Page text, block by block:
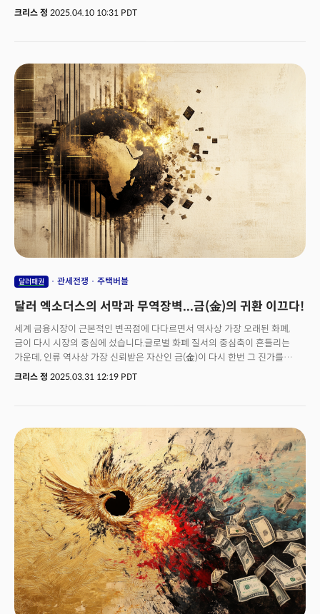
규모의 일일 상승으로, 트럼프 대통령의 파격적인 관세정책 전환이 시장에
무역정책의 실체가 명확히 드러난 순간이었습니다.당초 트럼프 행정부는
미국에 관세를 부과하는 모든 국가에 동일한 수준의 관세로 대응하겠다는
원칙을 발표했으며, 이는 미국의 관세율을 115년 만에 가장 높은 수준으로
끌어올리는 조치였습니다. 한국, 일본, EU를 포함한 주요 동맹국에도 11%
에서 최대 50%에 달하는 상호관세가 부과될 예정이었습니다.그러나 중국이
"끝까지 가겠다"며 강경 대응 의지를 밝히자, 트럼프는 중국에 대한 관세를
104%에서 125%로 대폭 상향 조정하고 즉시 발효하도록 명령했습니다.
동시에 다른 모든 국가에 대한 관세는 90일간 유예함으로써 중국을
고립무원의 상태로 만들었습니다.
크리스 정 2025.04.10 10:31 PDT
달러패권 관세전쟁 주택버블
달러 엑소더스의 서막과 무역장벽...금(金)의 귀환 이끄다!
세계 금융시장이 근본적인 변곡점에 다다르면서 역사상 가장 오래된 화폐,
금이 다시 시장의 중심에 섰습니다.글로벌 화폐 질서의 중심축이 흔들리는
가운데, 인류 역사상 가장 신뢰받은 자산인 금(金)이 다시 한번 그 진가를
입증하고 있습니다. 온스당 3,114달러—사상 최고치를 경신한 금값은 단순한
무역전쟁이 달러 패권을 근본적으로 위협하고 있는 지금, 세계 자본은 '궁극의
안전자산'을 향해 급속히 이동하고 있습니다.이번 밀키스레터에서는 현
시장의 구조적 변화와 투자 기회를 정밀하게 분석한 세 가지 핵심 이슈를 심층
분석합니다.
크리스 정 2025.03.31 12:19 PDT